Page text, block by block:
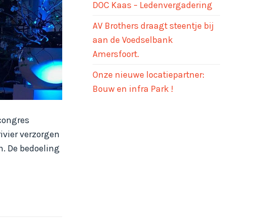
verzorgen
De bedoeling
DOC Kaas – Ledenvergadering
AV Brothers draagt steentje bij
aan de Voedselbank
Amersfoort.
Onze nieuwe locatiepartner:
Bouw en infra Park !